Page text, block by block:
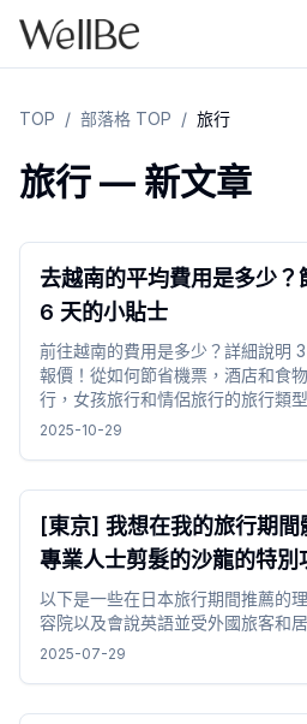
TOP / 部落格 TOP / 旅行
旅行 — 新文章
去越南的平均費用是多少
6 天的小貼士
前往越南的費用是多少？詳細說明
報價！從如何節省機票，酒店和食
行，女孩旅行和情侶旅行的旅行類
往越南旅行的提示，以成功降低成本
2025-10-29
[東京] 我想在我的旅行期
專業人士剪髮的沙龍的特別
以下是一些在日本旅行期間推薦的
容院以及會說英語並受外國旅客和
2025-07-29